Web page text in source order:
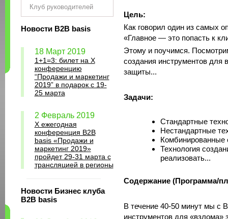
Клуб руководителей
Новости B2B basis
18 Март 2019
1+1=3: билет на Х
конференцию
“Продажи и маркетинг
2019” в подарок с 19-
25 марта
2 Февраль 2019
X ежегодная
конференция B2B
basis «Продажи и
маркетинг 2019»
пройдет 29-31 марта с
трансляцией в регионы
Новости Бизнес клуба
B2B basis
Цель:
Как говорил один из самых
«Главное — это попасть к
Этому и поучимся.
создания инструментов для
защиты...
Задачи:
Стандартные
Нестандартные
Комбинированные
Технология
реализовать...
Содержание (Программа/
В течение 40-50 минут мы с
инструментов для «взлома»